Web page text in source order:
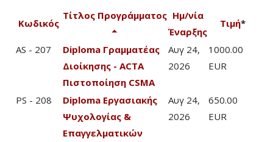
Κωδικός
Τίτλος Προγράμματος Ημ/νία
Έναρξης
Τιμή*
AS - 207
Diploma Γραμματέας
Διοίκησης - ACTA
Πιστοποίηση CSMA
Αυγ 24,
2026
1000.00
EUR
PS - 208
Diploma Εργασιακής
Ψυχολογίας &
Επαγγελματικών
Αυγ 24,
2026
650.00
EUR